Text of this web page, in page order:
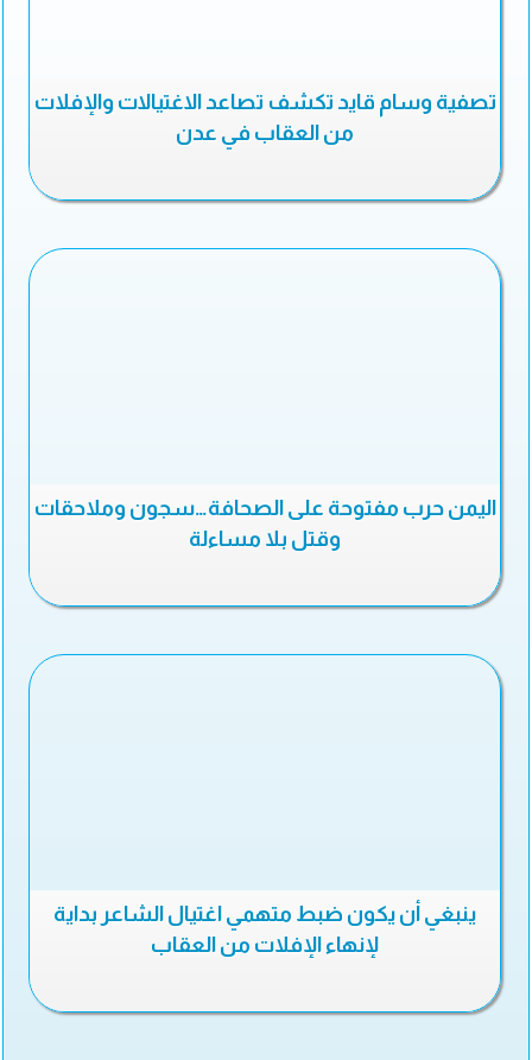
تصفية وسام قايد تكشف تصاعد الاغتيالات والإفلات
من العقاب في عدن
اليمن حرب مفتوحة على الصحافة…سجون وملاحقات
وقتل بلا مساءلة
ينبغي أن يكون ضبط متهمي اغتيال الشاعر بداية
لإنهاء الإفلات من العقاب